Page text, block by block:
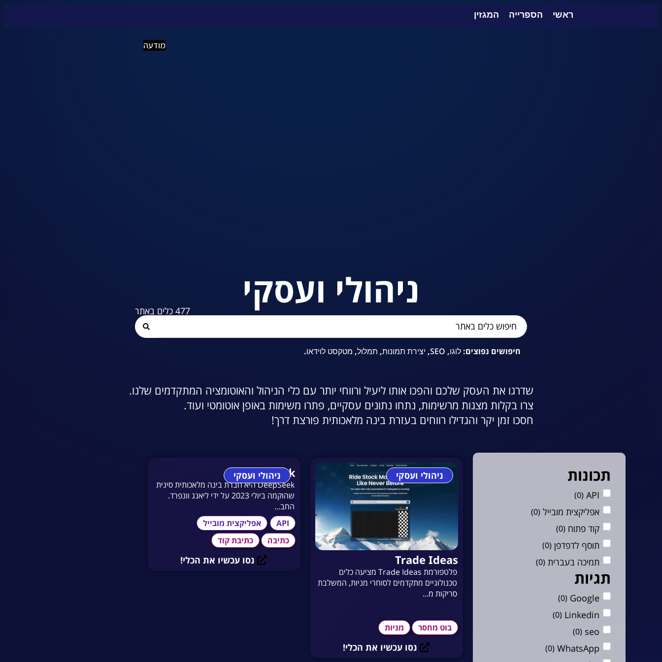
ראשי הספרייה המגזין
מודעה
ניהולי ועסקי 477 כלים באתר
חיפושים נפוצים: לוגו,
SEO
, יצירת תמונות, תמלול, מטקסט לוידאו.
שדרגו את העסק שלכם והפכו אותו ליעיל ורווחי יותר עם כלי הניהול והאוטומציה המתקדמים שלנו.
צרו בקלות מצגות מרשימות, נתחו נתונים עסקיים, פתרו משימות באופן אוטומטי ועוד.
חסכו זמן יקר והגדילו רווחים בעזרת בינה מלאכותית פורצת דרך!
תכונות
API
(
0
)
אפליקצית מובייל (
0
)
קוד פתוח (
0
)
תוסף לדפדפן (
0
)
תמיכה בעברית (
0
)
תגיות
Google
(
0
)
Linkedin
(
0
)
seo
(
0
)
WhatsApp
(
0
)
ניהולי ועסקי
Trade Ideas
פלטפורמת Trade Ideas מציעה כלים
טכנולוגיים מתקדמים לסוחרי מניות, המשלבת
סריקות מ...
בוט מחסר מניות
נסו עכשיו את הכלי!
ניהולי ועסקי
DeepSeek
DeepSeek היא חברת בינה מלאכותית סינית
שהוקמה ביולי 2023 על ידי ליאנג וונפרד.
החב...
API
אפליקצית מובייל
כתיבה
כתיבת קוד
נסו עכשיו את הכלי!